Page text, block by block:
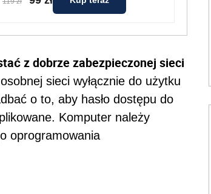
z dobrze zabezpieczonej sieci
sieci wyłącznie do użytku
o to, aby hasło dostępu do
Komputer należy
oprogramowania